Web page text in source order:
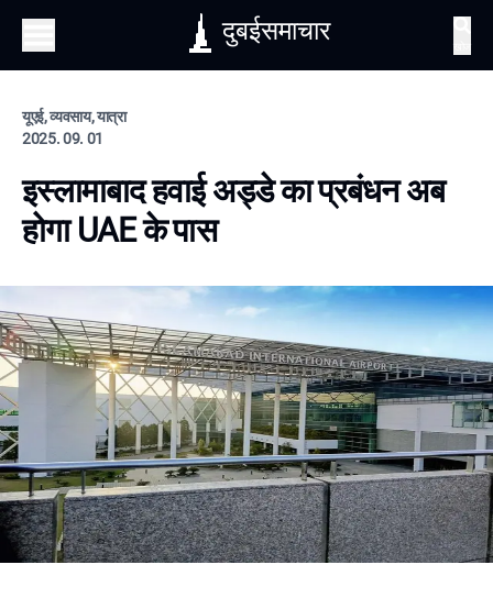
दुबईसमाचार
यूएई, व्यवसाय, यात्रा
2025. 09. 01
इस्लामाबाद हवाई अड्डे का प्रबंधन अब
होगा UAE के पास